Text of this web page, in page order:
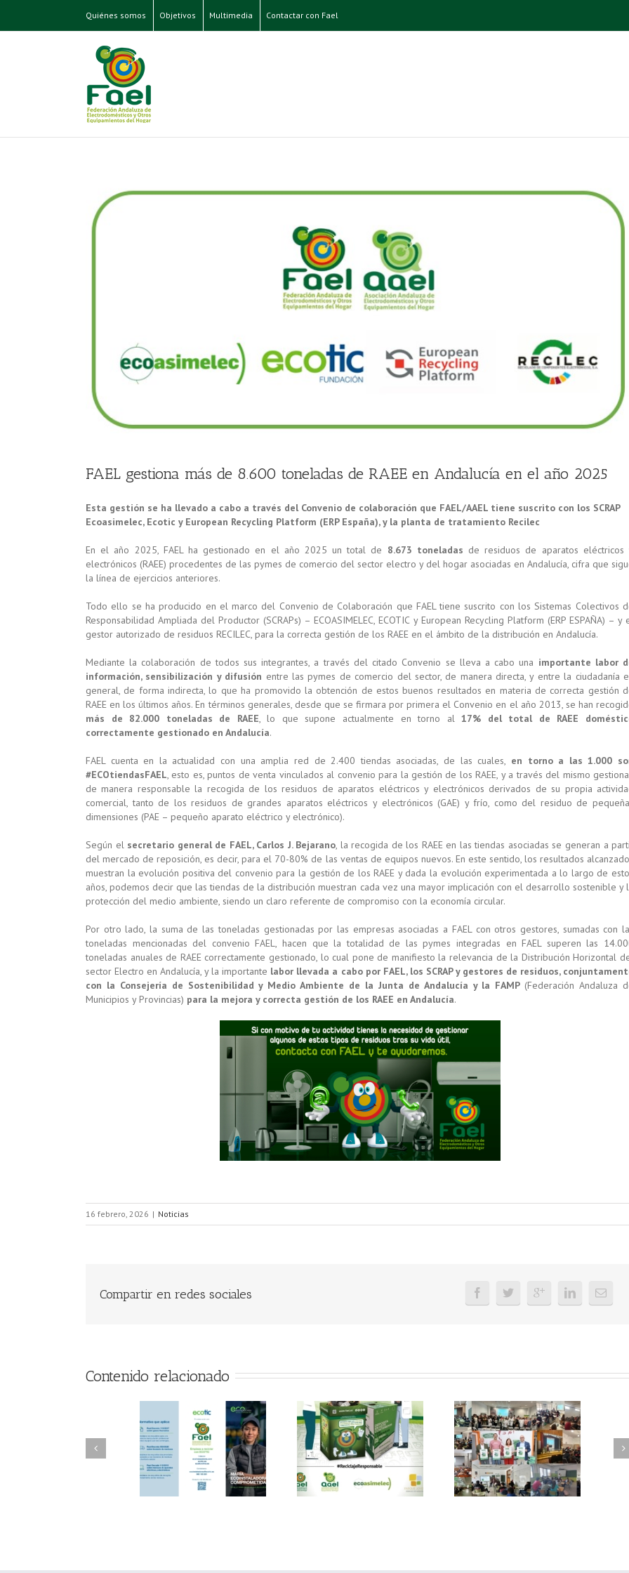
Quiénes somos Objetivos Multimedia Contactar con Fael
FAEL gestiona más de 8.600 toneladas de RAEE en Andalucía en el año 2025
Esta gestión se ha llevado a cabo a través del Convenio de colaboración que FAEL/AAEL tiene suscrito con los SCRAP
Ecoasimelec, Ecotic y European Recycling Platform (ERP España), y la planta de tratamiento Recilec
En el año 2025, FAEL ha gestionado en el año 2025 un total de 8.673 toneladas de residuos de aparatos eléctricos
electrónicos (RAEE) procedentes de las pymes de comercio del sector electro y del hogar asociadas en Andalucía, cifra que
la línea de ejercicios anteriores.
Todo ello se ha producido en el marco del Convenio de Colaboración que FAEL tiene suscrito con los Sistemas Colectivos
Responsabilidad Ampliada del Productor (SCRAPs) – ECOASIMELEC, ECOTIC y European Recycling Platform (ERP ESPAÑA) – y
gestor autorizado de residuos RECILEC, para la correcta gestión de los RAEE en el ámbito de la distribución en Andalucía.
Mediante la colaboración de todos sus integrantes, a través del citado Convenio se lleva a cabo una importante labor
información, sensibilización y difusión entre las pymes de comercio del sector, de manera directa, y entre la ciudadanía
general, de forma indirecta, lo que ha promovido la obtención de estos buenos resultados en materia de correcta gestión
RAEE en los últimos años. En términos generales, desde que se firmara por primera el Convenio en el año 2013, se han
más de 82.000 toneladas de RAEE, lo que supone actualmente en torno al17% del total de RAEE
correctamente gestionado en Andalucía.
FAEL cuenta en la actualidad con una amplia red de 2.400 tiendas asociadas, de las cuales, en torno a las 1.000
#ECOtiendasFAEL, esto es, puntos de venta vinculados al convenio para la gestión de los RAEE, y a través del mismo
de manera responsable la recogida de los residuos de aparatos eléctricos y electrónicos derivados de su propia
comercial, tanto de los residuos de grandes aparatos eléctricos y electrónicos (GAE) y frío, como del residuo de
dimensiones (PAE – pequeño aparato eléctrico y electrónico).
Según el secretario general de FAEL, Carlos J. Bejarano, la recogida de los RAEE en las tiendas asociadas se generan a
del mercado de reposición, es decir, para el 70-80% de las ventas de equipos nuevos. En este sentido, los resultados
muestran la evolución positiva del convenio para la gestión de los RAEE y dada la evolución experimentada a lo largo de
años, podemos decir que las tiendas de la distribución muestran cada vez una mayor implicación con el desarrollo sostenible y
protección del medio ambiente, siendo un claro referente de compromiso con la economía circular.
Por otro lado, la suma de las toneladas gestionadas por las empresas asociadas a FAEL con otros gestores, sumadas con
toneladas mencionadas del convenio FAEL, hacen que la totalidad de las pymes integradas en FAEL superen las
toneladas anuales de RAEE correctamente gestionado, lo cual pone de manifiesto la relevancia de la Distribución Horizontal
sector Electro en Andalucía, y la importante labor llevada a cabo por FAEL, los SCRAP y gestores de residuos,
con la Consejería de Sostenibilidad y Medio Ambiente de la Junta de Andalucía y la FAMP (Federación Andaluza
Municipios y Provincias) para la mejora y correcta gestión de los RAEE en Andalucía.
16 febrero, 2026 | Noticias
Compartir en redes sociales
Contenido relacionado
FAEL/AAEL y
FAEL, Ecoasimelec y
Parque Joyero
Córdoba, colaboran
FAEL, junto con
Ecoasimelec, visitan
16 centros
Ya disponible el
vídeo Webinar
«Facturación